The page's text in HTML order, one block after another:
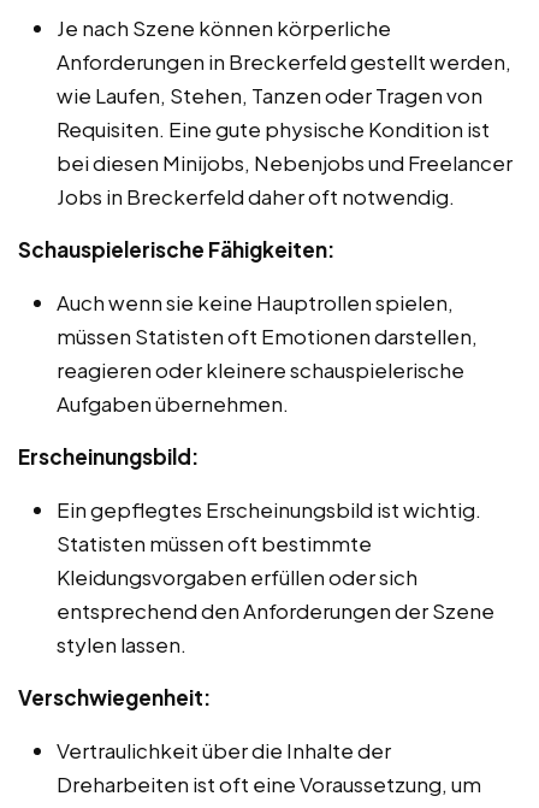
Je nach Szene können körperliche
Anforderungen in Breckerfeld gestellt werden,
wie Laufen, Stehen, Tanzen oder Tragen von
Requisiten. Eine gute physische Kondition ist
bei diesen Minijobs, Nebenjobs und Freelancer
Jobs in Breckerfeld daher oft notwendig.
Schauspielerische Fähigkeiten:
Auch wenn sie keine Hauptrollen spielen,
müssen Statisten oft Emotionen darstellen,
reagieren oder kleinere schauspielerische
Aufgaben übernehmen.
Erscheinungsbild:
Ein gepflegtes Erscheinungsbild ist wichtig.
Statisten müssen oft bestimmte
Kleidungsvorgaben erfüllen oder sich
entsprechend den Anforderungen der Szene
stylen lassen.
Verschwiegenheit:
Vertraulichkeit über die Inhalte der
Dreharbeiten ist oft eine Voraussetzung, um